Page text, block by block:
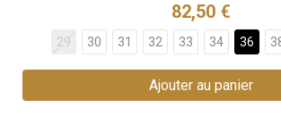
82,50 €
29 30 31 32 33 34 36
Ajouter au panier